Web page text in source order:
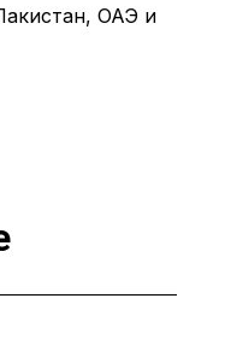
ОАЭ и